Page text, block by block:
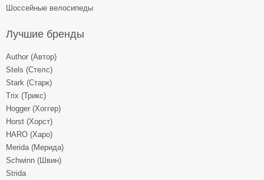
Шоссейные велосипеды
Лучшие бренды
Author (Автор)
Stels (Стелс)
Stark (Старк)
Trix (Трикс)
Hogger (Хоггер)
Horst (Хорст)
HARO (Харо)
Merida (Мерида)
Schwinn (Швин)
Strida